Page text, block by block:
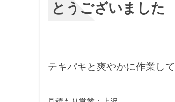
とうございました
テキパキと爽やかに作業し